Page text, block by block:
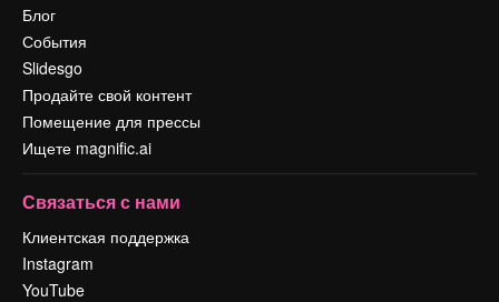
Блог
События
Slidesgo
Продайте свой контент
Помещение для прессы
Ищете magnific.ai
Связаться с нами
Клиентская поддержка
Instagram
YouTube